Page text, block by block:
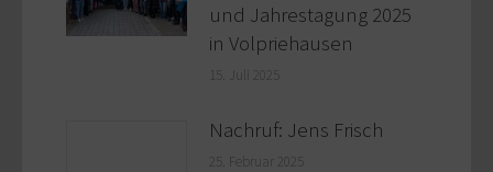
und Jahrestagung 2025
in Volpriehausen
15. Juli 2025
Nachruf: Jens Frisch
25. Februar 2025